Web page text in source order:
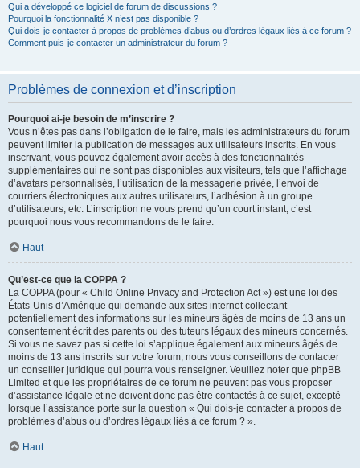
Qui a développé ce logiciel de forum de discussions ?
Pourquoi la fonctionnalité X n’est pas disponible ?
Qui dois-je contacter à propos de problèmes d’abus ou d’ordres légaux liés à ce forum ?
Comment puis-je contacter un administrateur du forum ?
Problèmes de connexion et d’inscription
Pourquoi ai-je besoin de m’inscrire ?
Vous n’êtes pas dans l’obligation de le faire, mais les administrateurs du forum
peuvent limiter la publication de messages aux utilisateurs inscrits. En vous
inscrivant, vous pouvez également avoir accès à des fonctionnalités
supplémentaires qui ne sont pas disponibles aux visiteurs, tels que l’affichage
d’avatars personnalisés, l’utilisation de la messagerie privée, l’envoi de
courriers électroniques aux autres utilisateurs, l’adhésion à un groupe
d’utilisateurs, etc. L’inscription ne vous prend qu’un court instant, c’est
pourquoi nous vous recommandons de le faire.
Haut
Qu’est-ce que la COPPA ?
La COPPA (pour « Child Online Privacy and Protection Act ») est une loi des
États-Unis d’Amérique qui demande aux sites internet collectant
potentiellement des informations sur les mineurs âgés de moins de 13 ans un
consentement écrit des parents ou des tuteurs légaux des mineurs concernés.
Si vous ne savez pas si cette loi s’applique également aux mineurs âgés de
moins de 13 ans inscrits sur votre forum, nous vous conseillons de contacter
un conseiller juridique qui pourra vous renseigner. Veuillez noter que phpBB
Limited et que les propriétaires de ce forum ne peuvent pas vous proposer
d’assistance légale et ne doivent donc pas être contactés à ce sujet, excepté
lorsque l’assistance porte sur la question « Qui dois-je contacter à propos de
problèmes d’abus ou d’ordres légaux liés à ce forum ? ».
Haut